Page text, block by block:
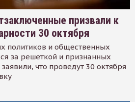
призвали к
30 октября
политиков и общественных
за решеткой и признанных
что проведут 30 октября